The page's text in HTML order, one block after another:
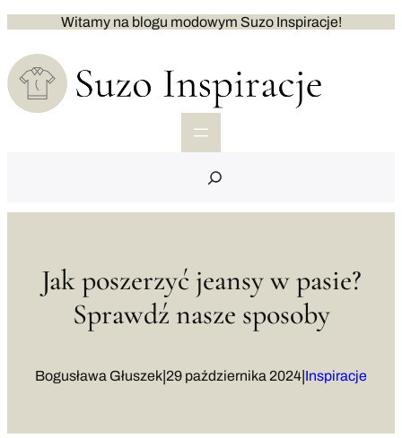
treści
Witamy na blogu modowym Suzo Inspiracje!
Jak poszerzyć jeansy w pasie?
Sprawdź nasze sposoby
Bogusława Głuszek|29 października 2024|Inspiracje